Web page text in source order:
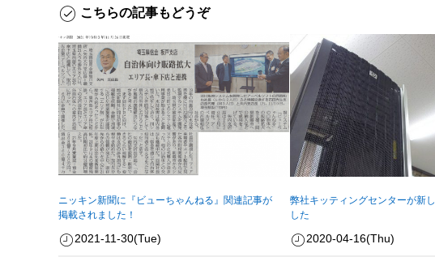
こちらの記事もどうぞ
ニッキン新聞に『ビューちゃんねる』関連記事が
掲載されました！
2021-11-30(Tue)
弊社キッティングセンターが新
した
2020-04-16(Thu)